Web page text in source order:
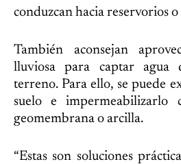
conduzcan hacia reservorios o
También aconsejan
lluviosa para captar agua
terreno. Para ello, se puede
suelo e impermeabilizarlo
geomembrana o arcilla.
“Estas son soluciones